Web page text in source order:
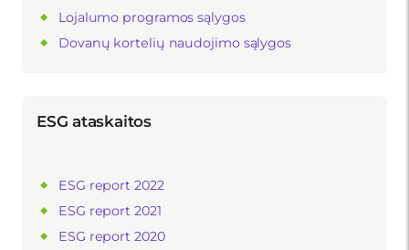
Lojalumo programos sąlygos
Dovanų kortelių naudojimo sąlygos
ESG ataskaitos
ESG report 2022
ESG report 2021
ESG report 2020